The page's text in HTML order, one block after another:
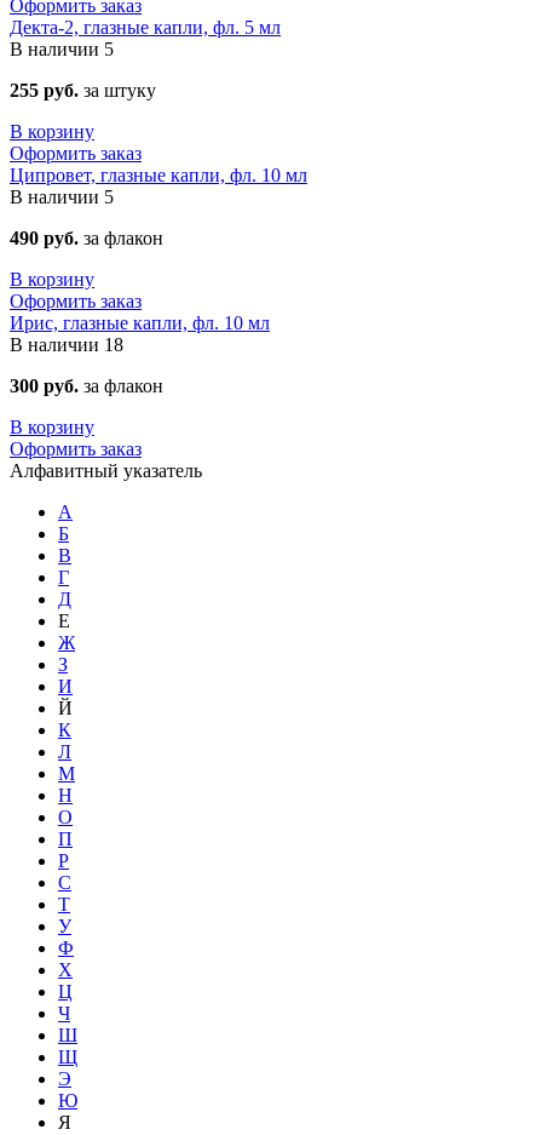
Оформить заказ
Декта-2, глазные капли, фл. 5 мл
В наличии 5
255 руб. за штуку
В корзину
Оформить заказ
Ципровет, глазные капли, фл. 10 мл
В наличии 5
490 руб. за флакон
В корзину
Оформить заказ
Ирис, глазные капли, фл. 10 мл
В наличии 18
300 руб. за флакон
В корзину
Оформить заказ
Алфавитный указатель
А
Б
В
Г
Д
Е
Ж
З
И
Й
К
Л
М
Н
О
П
Р
С
Т
У
Ф
Х
Ц
Ч
Ш
Щ
Э
Ю
Я